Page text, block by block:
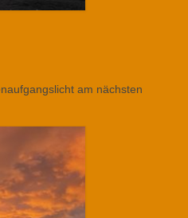
am nächsten